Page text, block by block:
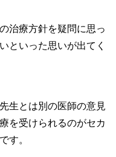
治療方針を疑問に思っ
といった思いが出てく
生とは別の医師の意見
を受けられるのがセカ
す。